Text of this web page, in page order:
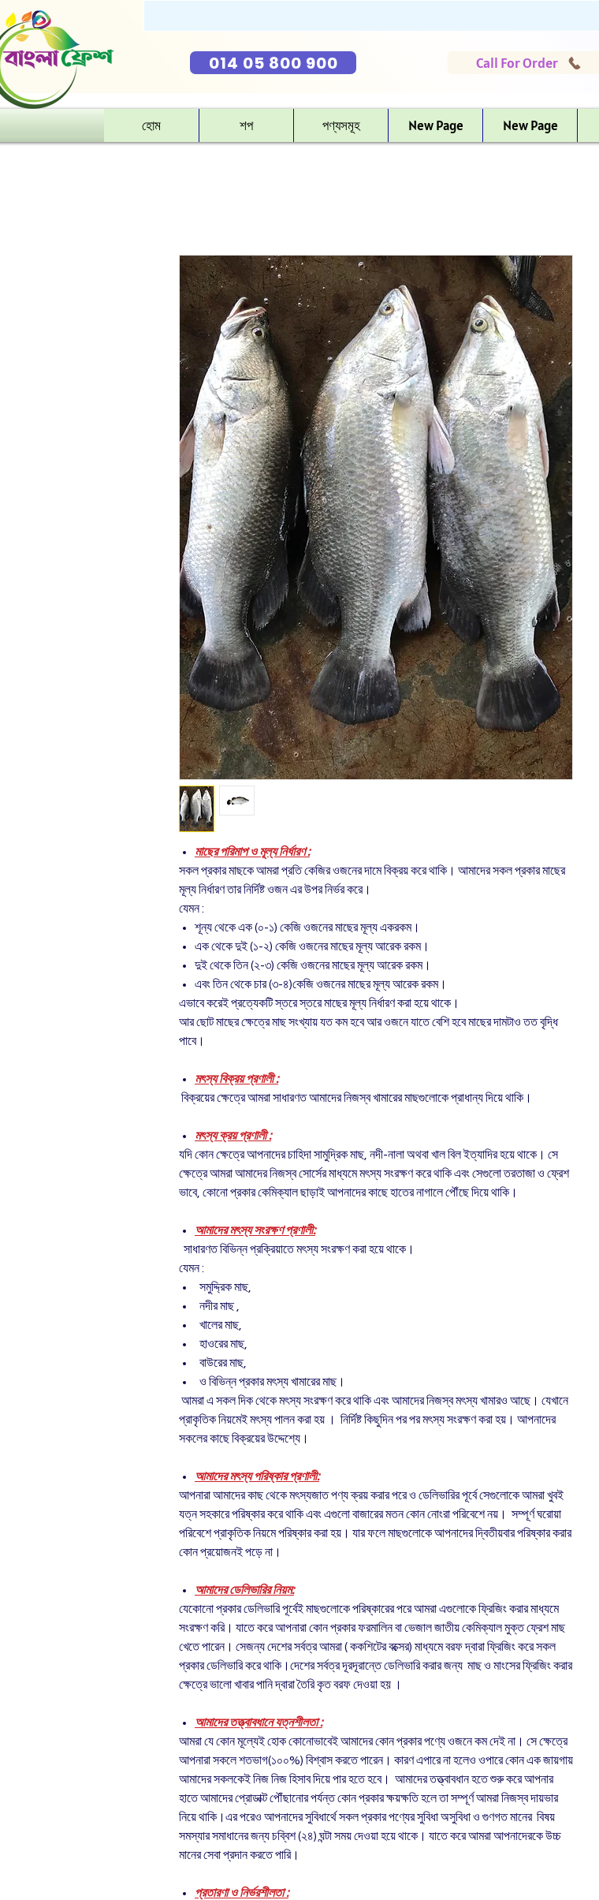
014 05 800 900 Call For Order
হোম শপ পণ্যসমূহ New Page New Page
মাছের পরিমাপ ও মূল্য নির্ধারণ :
সকল প্রকার মাছকে আমরা প্রতি কেজির ওজনের দামে বিক্রয় করে থাকি। আমাদের সকল প্রকার মাছের
মূল্য নির্ধারণ তার নির্দিষ্ট ওজন এর উপর নির্ভর করে।
যেমন :
শূন্য থেকে এক (০-১) কেজি ওজনের মাছের মূল্য একরকম।
এক থেকে দুই (১-২) কেজি ওজনের মাছের মূল্য আরেক রকম।
দুই থেকে তিন (২-৩) কেজি ওজনের মাছের মূল্য আরেক রকম।
এবং তিন থেকে চার (৩-৪)কেজি ওজনের মাছের মূল্য আরেক রকম।
এভাবে করেই প্রত্যেকটি স্তরে স্তরে মাছের মূল্য নির্ধারণ করা হয়ে থাকে।
আর ছোট মাছের ক্ষেত্রে মাছ সংখ্যায় যত কম হবে আর ওজনে যাতে বেশি হবে মাছের দামটাও তত বৃদ্ধি
পাবে।
মৎস্য বিক্রয় প্রণালী :
বিক্রয়ের ক্ষেত্রে আমরা সাধারণত আমাদের নিজস্ব খামারের মাছগুলোকে প্রাধান্য দিয়ে থাকি।
মৎস্য ক্রয় প্রণালী :
যদি কোন ক্ষেত্রে আপনাদের চাহিদা সামুদ্রিক মাছ, নদী-নালা অথবা খাল বিল ইত্যাদির হয়ে থাকে। সে
ক্ষেত্রে আমরা আমাদের নিজস্ব সোর্সের মাধ্যমে মৎস্য সংরক্ষণ করে থাকি এবং সেগুলো তরতাজা ও ফ্রেশ
ভাবে, কোনো প্রকার কেমিক্যাল ছাড়াই আপনাদের কাছে হাতের নাগালে পৌঁছে দিয়ে থাকি।
আমাদের মৎস্য সংরক্ষণ প্রণালী:
সাধারণত বিভিন্ন প্রক্রিয়াতে মৎস্য সংরক্ষণ করা হয়ে থাকে।
যেমন :
সমুদ্দ্রিক মাছ,
নদীর মাছ ,
খালের মাছ,
হাওরের মাছ,
বাউরের মাছ,
ও বিভিন্ন প্রকার মৎস্য খামারের মাছ।
আমরা এ সকল দিক থেকে মৎস্য সংরক্ষণ করে থাকি এবং আমাদের নিজস্ব মৎস্য খামারও আছে। যেখানে
প্রাকৃতিক নিয়মেই মৎস্য পালন করা হয় । নির্দিষ্ট কিছুদিন পর পর মৎস্য সংরক্ষণ করা হয়। আপনাদের
সকলের কাছে বিক্রয়ের উদ্দেশ্যে।
আমাদের মৎস্য পরিষ্কার প্রণালী:
আপনারা আমাদের কাছ থেকে মৎস্যজাত পণ্য ক্রয় করার পরে ও ডেলিভারির পূর্বে সেগুলোকে আমরা খুবই
যত্ন সহকারে পরিষ্কার করে থাকি এবং এগুলো বাজারের মতন কোন নোংরা পরিবেশে নয়। সম্পূর্ণ ঘরোয়া
পরিবেশে প্রাকৃতিক নিয়মে পরিষ্কার করা হয়। যার ফলে মাছগুলোকে আপনাদের দ্বিতীয়বার পরিষ্কার করার
কোন প্রয়োজনই পড়ে না।
আমাদের ডেলিভারির নিয়ম:
যেকোনো প্রকার ডেলিভারি পূর্বেই মাছগুলোকে পরিষ্কারের পরে আমরা এগুলোকে ফ্রিজিং করার মাধ্যমে
সংরক্ষণ করি। যাতে করে আপনারা কোন প্রকার ফরমালিন বা ভেজাল জাতীয় কেমিক্যাল মুক্ত ফ্রেশ মাছ
খেতে পারেন। সেজন্য দেশের সর্বত্র আমরা ( ককশিটের বক্সের) মাধ্যমে বরফ দ্বারা ফ্রিজিং করে সকল
প্রকার ডেলিভারি করে থাকি।দেশের সর্বত্র দূরদূরান্তে ডেলিভারি করার জন্য মাছ ও মাংসের ফ্রিজিং করার
ক্ষেত্রে ভালো খাবার পানি দ্বারা তৈরি কৃত বরফ দেওয়া হয় ।
আমাদের তত্ত্বাবধানে যত্নশীলতা :
আমরা যে কোন মূল্যেই হোক কোনোভাবেই আমাদের কোন প্রকার পণ্যে ওজনে কম দেই না। সে ক্ষেত্রে
আপনারা সকলে শতভাগ(১০০%) বিশ্বাস করতে পারেন। কারণ এপারে না হলেও ওপারে কোন এক জায়গায়
আমাদের সকলকেই নিজ নিজ হিসাব দিয়ে পার হতে হবে। আমাদের তত্ত্বাবধান হতে শুরু করে আপনার
হাতে আমাদের প্রোডাক্ট পৌঁছানোর পর্যন্ত কোন প্রকার ক্ষয়ক্ষতি হলে তা সম্পূর্ণ আমরা নিজস্ব দায়ভার
নিয়ে থাকি।এর পরেও আপনাদের সুবিধার্থে সকল প্রকার পণ্যের সুবিধা অসুবিধা ও গুণগত মানের বিষয়
সমস্যার সমাধানের জন্য চব্বিশ (২৪) ঘন্টা সময় দেওয়া হয়ে থাকে। যাতে করে আমরা আপনাদেরকে উচ্চ
মানের সেবা প্রদান করতে পারি।
প্রতারণা ও নির্ভরশীলতা :